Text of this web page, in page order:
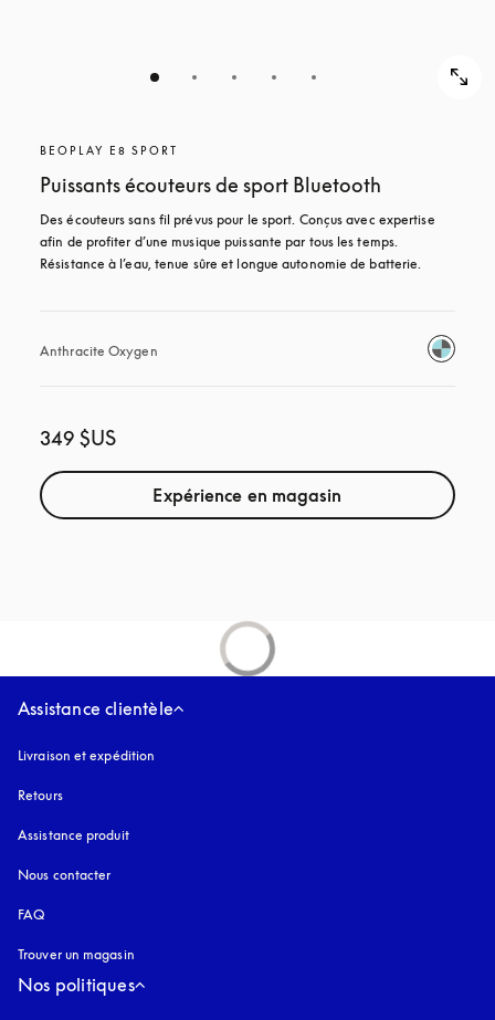
BEOPLAY E8 SPORT
Puissants écouteurs de sport Bluetooth
Des écouteurs sans fil prévus pour le sport. Conçus avec expertise
afin de profiter d’une musique puissante par tous les temps.
Résistance à l’eau, tenue sûre et longue autonomie de batterie.
Anthracite Oxygen
349 $US
Expérience en magasin
Assistance clientèle
Livraison et expédition
Retours
Assistance produit
Nous contacter
FAQ
Trouver un magasin
Nos politiques